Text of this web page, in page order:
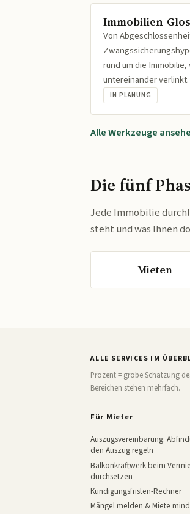
Immobilien-
Von
rund um die
untereinander verlinkt.
IN PLANUNG
Alle Werkzeuge
Die fünf
Jede Immobilie
steht und was Ihnen
Mieten
ALLE SERVICES IM
Prozent = grobe Schätzung
Bereichen stehen mehrfach.
Für Mieter
Auszugsvereinbarung:
den Auszug regeln
Balkonkraftwerk beim
durchsetzen
Kündigungsfristen-Rechner
Mängel melden & Miete